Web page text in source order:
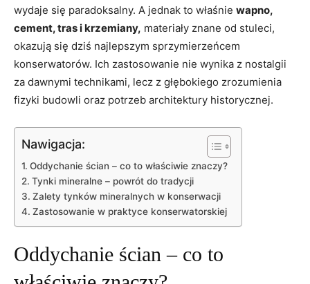
wydaje się paradoksalny. A jednak to właśnie wapno,
cement, tras i krzemiany, materiały znane od stuleci,
okazują się dziś najlepszym sprzymierzeńcem
konserwatorów. Ich zastosowanie nie wynika z nostalgii
za dawnymi technikami, lecz z głębokiego zrozumienia
fizyki budowli oraz potrzeb architektury historycznej.
Nawigacja:
Oddychanie ścian – co to właściwie znaczy?
Tynki mineralne – powrót do tradycji
Zalety tynków mineralnych w konserwacji
Zastosowanie w praktyce konserwatorskiej
Oddychanie ścian – co to